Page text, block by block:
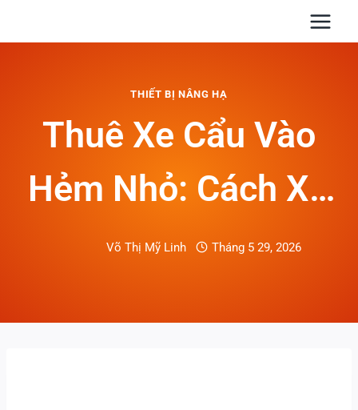
THIẾT BỊ NÂNG HẠ
Thuê Xe Cẩu Vào
Hẻm Nhỏ: Cách Xử
Lý Hàng Nặng Khi
Võ Thị Mỹ Linh Tháng 5 29, 2026